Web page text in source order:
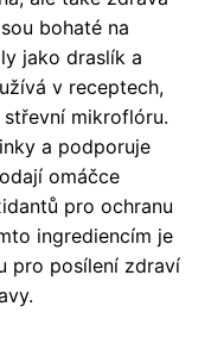
bohaté na
jako draslík a
v receptech,
mikroflóru.
a podporuje
omáčce
pro ochranu
ingrediencím je
pro posílení zdraví